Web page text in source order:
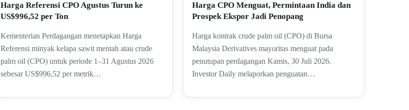
Harga Referensi CPO Agustus Turun ke
US$996,52 per Ton
Kementerian Perdagangan menetapkan Harga
Referensi minyak kelapa sawit mentah atau crude
palm oil (CPO) untuk periode 1–31 Agustus 2026
sebesar US$996,52 per metrik…
Harga CPO Menguat, Permintaan India dan
Prospek Ekspor Jadi Penopang
Harga kontrak crude palm oil (CPO) di Bursa
Malaysia Derivatives mayoritas menguat pada
penutupan perdagangan Kamis, 30 Juli 2026.
Investor Daily melaporkan penguatan…